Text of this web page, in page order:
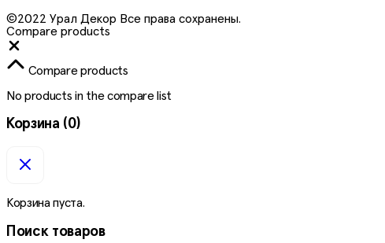
©2022 Урал Декор Все права сохранены.
Compare products
Compare products
No products in the compare list
Корзина (0)
Корзина пуста.
Поиск товаров